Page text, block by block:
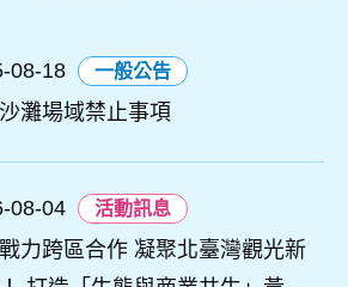
08-18 一般公告
灘場域禁止事項
08-04 活動訊息
力跨區合作 凝聚北臺灣觀光新